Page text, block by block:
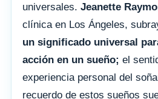
universales. Jeanette
clínica en Los Ángeles,
un significado universal
acción en un sueño; el
experiencia personal del
recuerdo de estos sueños